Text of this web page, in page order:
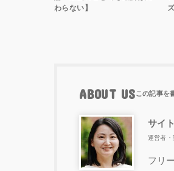
わらない】
ABOUT US
サイ
運営者・
フリ